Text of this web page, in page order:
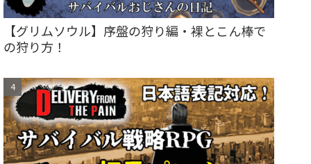
【グリムソウル】序盤の狩り編・裸とこん棒で
の狩り方！